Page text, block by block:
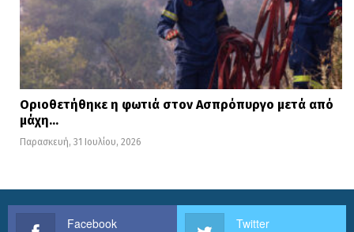
Οριοθετήθηκε η φωτιά στον Ασπρόπυργο μετά από
μάχη…
Παρασκευή, 31 Ιουλίου, 2026
Facebook Twitter